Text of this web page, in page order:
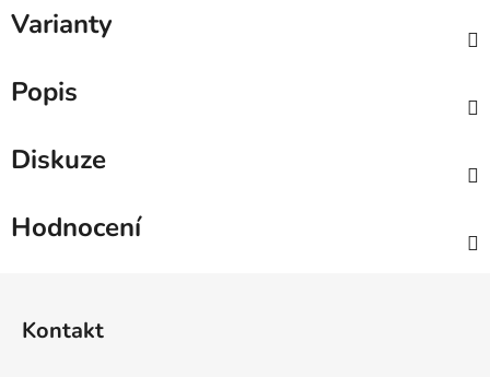
Varianty
Popis
Diskuze
Hodnocení
Kontakt